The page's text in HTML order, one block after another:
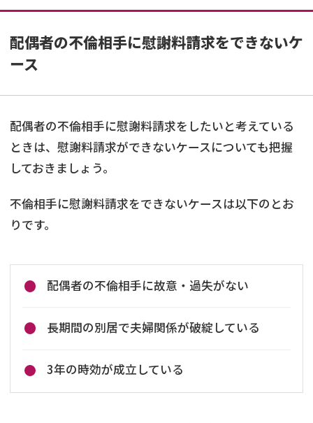
配偶者の不倫相手に慰謝料請求をできないケ
ース
配偶者の不倫相手に慰謝料請求をしたいと考えている
ときは、慰謝料請求ができないケースについても把握
しておきましょう。
不倫相手に慰謝料請求をできないケースは以下のとお
りです。
配偶者の不倫相手に故意・過失がない
長期間の別居で夫婦関係が破綻している
3年の時効が成立している